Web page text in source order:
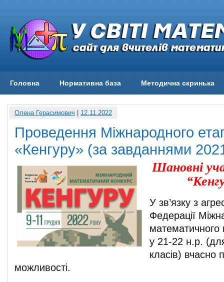
Головна Нормативна база Методична скринька
Олена Герасимович 12.11.2022
Проведення Міжнародного
«Кенгуру» (за завданнями
Шановні
У зв’язку з
Федерації
математичного
у 21-22 н.р.
класів) вчасно
можливості.